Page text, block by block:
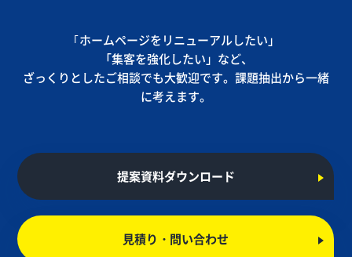
｢ホームページをリニューアルしたい」
「集客を強化したい」など、
ざっくりとしたご相談でも大歓迎です。課題抽出から一緒
に考えます。
提案資料ダウンロード
見積り・問い合わせ